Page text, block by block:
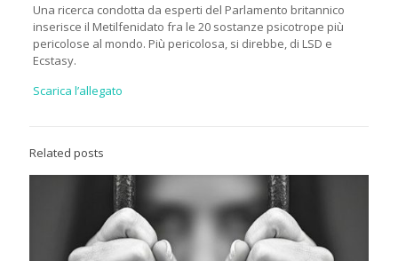
Una ricerca condotta da esperti del Parlamento britannico
inserisce il Metilfenidato fra le 20 sostanze psicotrope più
pericolose al mondo. Più pericolosa, si direbbe, di LSD e
Ecstasy.
Scarica l’allegato
Related posts